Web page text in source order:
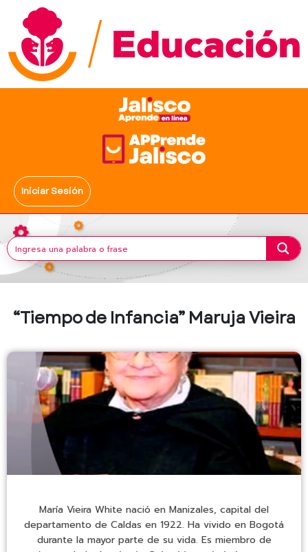
Iniciar Sesión
“Tiempo de Infancia” Maruja Vieira
María Vieira White nació en Manizales, capital del
departamento de Caldas en 1922. Ha vivido en Bogotá
durante la mayor parte de su vida. Es miembro de